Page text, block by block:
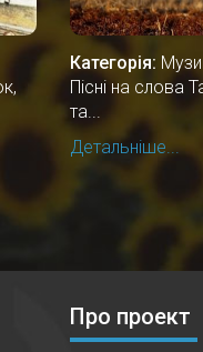
Категорія:
Пісні на слова
та...
Детальніше...
Про проект